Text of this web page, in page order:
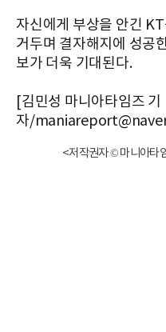
자신에게 부상을 안긴
거두며 결자해지에 성공
보가 더욱 기대된다.
[김민성 마니아타임즈 기
자/
<저작권자 © 마니아타